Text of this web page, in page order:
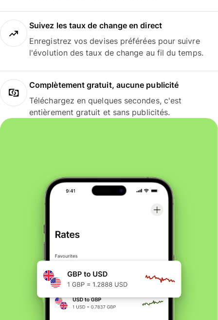
Suivez les taux de change en direct
Enregistrez vos devises préférées pour suivre
l'évolution des taux de change au fil du temps.
Complètement gratuit, aucune publicité
Téléchargez en quelques secondes, c'est
entièrement gratuit et sans publicités.